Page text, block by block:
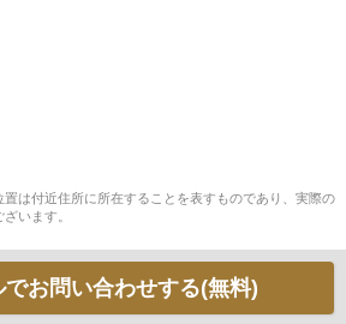
は付近住所に所在することを表すものであり、実際の
います。
でお問い合わせする(無料)